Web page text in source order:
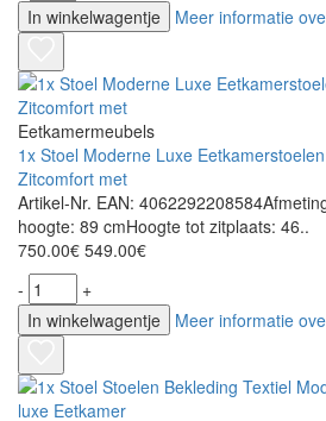
In winkelwagentje
Meer informatie
Eetkamermeubels
1x Stoel Moderne Luxe
Zitcomfort met
Artikel-Nr. EAN:
hoogte: 89 cmHoogte tot zitplaats: 46..
750.00€ 549.00€
-
+
In winkelwagentje
Meer informatie